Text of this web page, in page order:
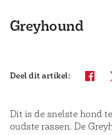
Greyhound
Deel dit artikel:
Dit is de snelste hond
oudste rassen. De